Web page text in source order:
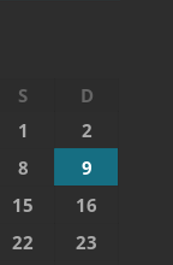
S
D
1
2
8
9
15
16
22
23